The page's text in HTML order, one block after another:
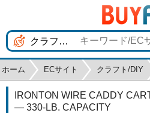
ホーム ECサイト クラフト/DIY
IRONTON WIRE CADDY
— 330-LB. CAPACITY